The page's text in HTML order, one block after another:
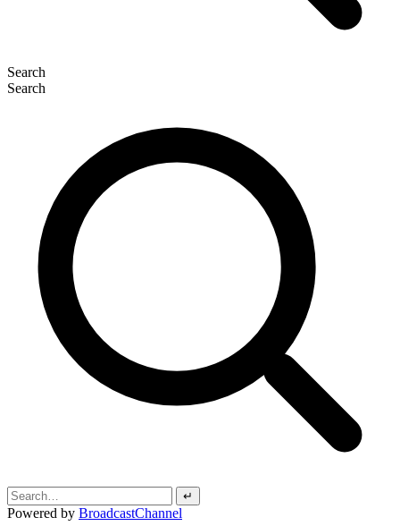
Search
Search
↵
Powered by BroadcastChannel